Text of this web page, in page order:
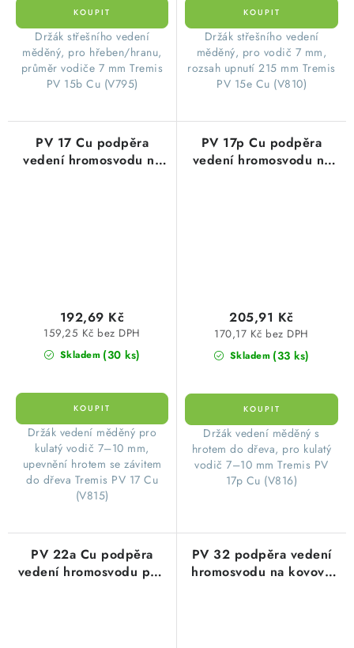
Držák střešního vedení
měděný, pro hřeben/hranu,
průměr vodiče 7 mm Tremis
PV 15b Cu (V795)
Držák střešního vedení
měděný, pro vodič 7 mm,
rozsah upnutí 215 mm Tremis
PV 15e Cu (V810)
PV 17 Cu podpěra
vedení hromosvodu na
Skladem (30 ks)
159,25 Kč bez DPH
192,69 Kč
Držák vedení měděný pro
kulatý vodič 7–10 mm,
upevnění hrotem se závitem
do dřeva Tremis PV 17 Cu
(V815)
PV 17p Cu podpěra
vedení hromosvodu na
Skladem (33 ks)
170,17 Kč bez DPH
205,91 Kč
Držák vedení měděný s
hrotem do dřeva, pro kulatý
vodič 7–10 mm Tremis PV
17p Cu (V816)
PV 22a Cu podpěra
vedení hromosvodu pod
PV 32 podpěra vedení
hromosvodu na kovové